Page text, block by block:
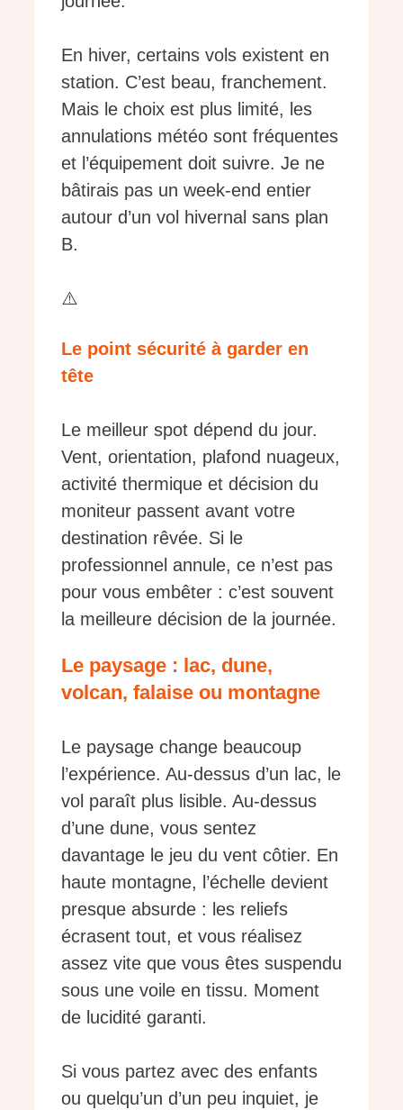
En hiver, certains vols existent en
station. C’est beau, franchement.
Mais le choix est plus limité, les
annulations météo sont fréquentes
et l’équipement doit suivre. Je ne
bâtirais pas un week-end entier
autour d’un vol hivernal sans plan
B.
⚠️
Le point sécurité à garder en
tête
Le meilleur spot dépend du jour.
Vent, orientation, plafond nuageux,
activité thermique et décision du
moniteur passent avant votre
destination rêvée. Si le
professionnel annule, ce n’est pas
pour vous embêter : c’est souvent
la meilleure décision de la journée.
Le paysage : lac, dune,
volcan, falaise ou montagne
Le paysage change beaucoup
l’expérience. Au-dessus d’un lac, le
vol paraît plus lisible. Au-dessus
d’une dune, vous sentez
davantage le jeu du vent côtier. En
haute montagne, l’échelle devient
presque absurde : les reliefs
écrasent tout, et vous réalisez
assez vite que vous êtes suspendu
sous une voile en tissu. Moment
de lucidité garanti.
Si vous partez avec des enfants
ou quelqu’un d’un peu inquiet, je